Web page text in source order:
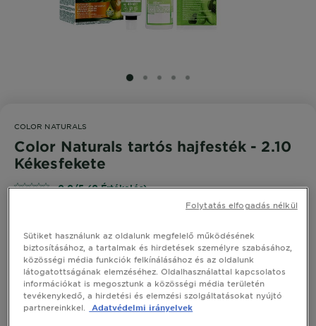
SLIDE 1
SLIDE 2
SLIDE 3
SLIDE 4
SLIDE 5
COLOR NATURALS
Color Naturals tartós hajfesték - 2.10
Kékesfekete
0,0/5 (0 Értékelés)
PRÓBÁLJA KI
Hasonló Árnyalatok Megtekintése
Sütiket használunk az oldalunk megfelelő működésének
biztosításához, a tartalmak és hirdetések személyre szabásához,
közösségi média funkciók felkínálásához és az oldalunk
látogatottságának elemzéséhez. Oldalhasználattal kapcsolatos
információkat is megosztunk a közösségi média területén
tevékenykedő, a hirdetési és elemzési szolgáltatásokat nyújtó
partnereinkkel.
Adatvédelmi irányelvek
Folytatás elfogadás nélkül